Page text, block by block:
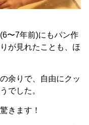
〜7年前)にもパン作
が見れたことも、ほ
余りで、自由にクッ
でした。
きます！